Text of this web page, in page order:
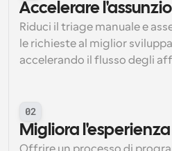
Accelerare
Riduci il triage manuale e
le richieste al miglior
accelerando il flusso degli
02
Migliora